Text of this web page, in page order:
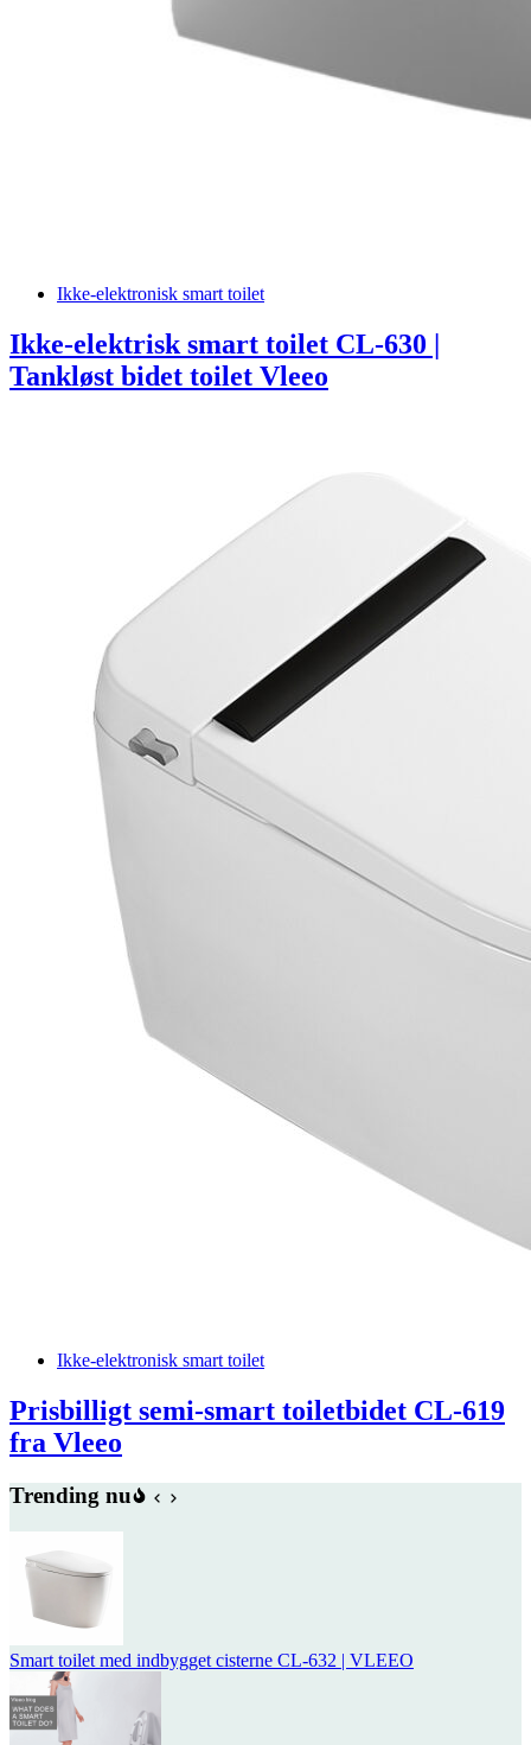
Ikke-elektronisk smart toilet
Ikke-elektrisk smart toilet CL-630 |
Tankløst bidet toilet Vleeo
Ikke-elektronisk smart toilet
Prisbilligt semi-smart toiletbidet CL-619
fra Vleeo
Trending nu
Smart toilet med indbygget cisterne CL-632 | VLEEO